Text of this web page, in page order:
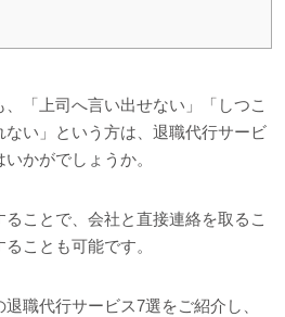
「上司へ言い出せない」「しつこ
ない」という方は、退職代行サービ
かがでしょうか。
ことで、会社と直接連絡を取るこ
ことも可能です。
職代行サービス7選をご紹介し、